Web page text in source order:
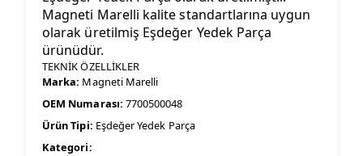
Magneti Marelli kalite standartlarına uygun
olarak üretilmiş Eşdeğer Yedek Parça
ürünüdür.
TEKNİK ÖZELLİKLER
Marka: Magneti Marelli
OEM Numarası: 7700500048
Ürün Tipi: Eşdeğer Yedek Parça
Kategori: